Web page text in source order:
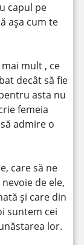
capul pe
așa cum te
mult , ce
decât să fie
asta nu
femeia
admire o
care să ne
de ele,
și care din
suntem cei
lor.